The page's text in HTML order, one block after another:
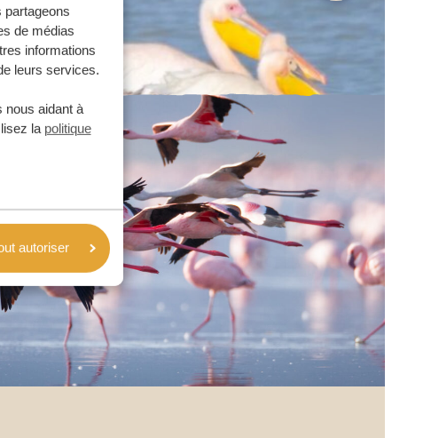
partageons
de médias
informations
leurs services.
nous aidant à
la politique
autoriser